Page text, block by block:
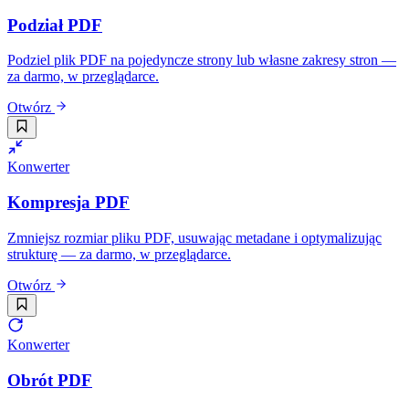
Podział PDF
Podziel plik PDF na pojedyncze strony lub własne zakresy stron —
za darmo, w przeglądarce.
Otwórz
Konwerter
Kompresja PDF
Zmniejsz rozmiar pliku PDF, usuwając metadane i optymalizując
strukturę — za darmo, w przeglądarce.
Otwórz
Konwerter
Obrót PDF